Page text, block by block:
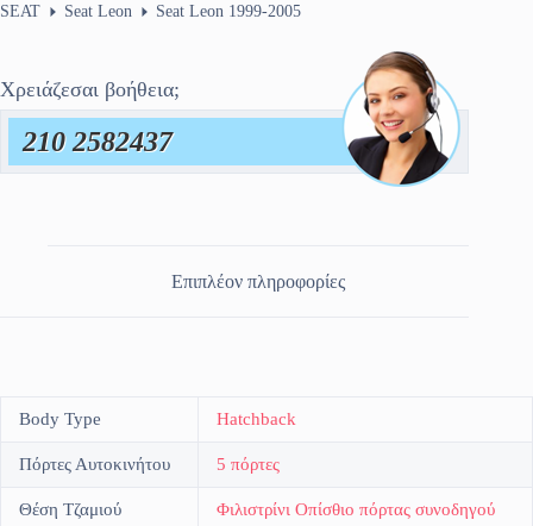
SEAT Seat Leon Seat Leon 1999-2005
Χρειάζεσαι βοήθεια;
210 2582437
Επιπλέον πληροφορίες
Body Type Hatchback
Πόρτες Αυτοκινήτου 5 πόρτες
Θέση Τζαμιού Φιλιστρίνι Οπίσθιο πόρτας συνοδηγού